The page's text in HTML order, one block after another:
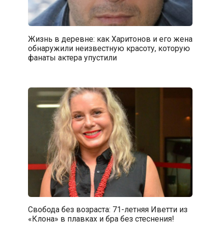
Жизнь в деревне: как Харитонов и его жена
обнаружили неизвестную красоту, которую
фанаты актера упустили
Свобода без возраста: 71-летняя Иветти из
«Клона» в плавках и бра без стеснения!